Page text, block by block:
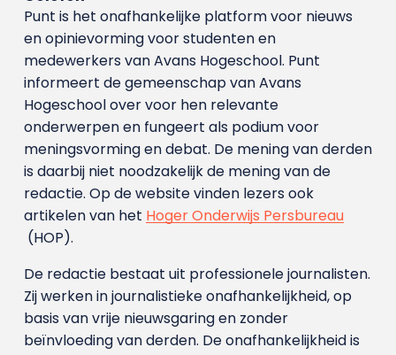
Punt is het onafhankelijke platform voor nieuws
en opinievorming voor studenten en
medewerkers van Avans Hoge­school. Punt
informeert de gemeenschap van Avans
Hogeschool over voor hen relevante
onderwerpen en fungeert als podium voor
meningsvorming en debat. De mening van derden
is daarbij niet noodzakelijk de mening van de
redactie. Op de website vinden lezers ook
artikelen van het Hoger Onderwijs Persbureau
(HOP).
De redactie bestaat uit professionele journalisten.
Zij werken in journalistieke onafhankelijkheid, op
basis van vrije nieuwsgaring en zonder
beïnvloeding van derden. De onafhankelijkheid is